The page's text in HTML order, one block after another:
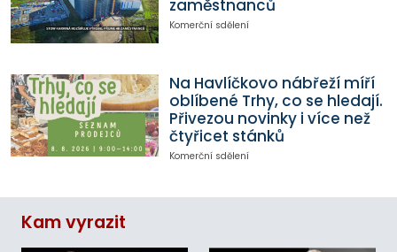
zaměstnanců
Komerční sdělení
Na Havlíčkovo nábřeží míří
oblíbené Trhy, co se hledají.
Přivezou novinky i více než
čtyřicet stánků
Komerční sdělení
Kam vyrazit